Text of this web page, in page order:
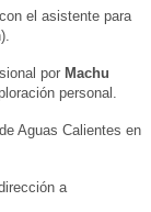
el asistente para
por Machu
personal.
Aguas Calientes en
a